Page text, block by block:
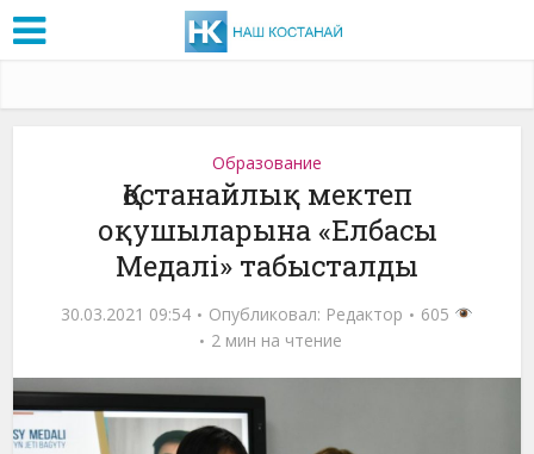
Образование
Қостанайлық мектеп
оқушыларына «Елбасы
Медалі» табысталды
30.03.2021 09:54 Опубликовал: Редактор
605
2 мин на чтение